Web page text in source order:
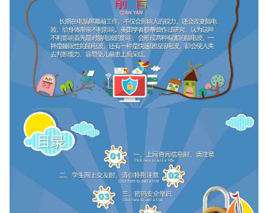
如果关注公众号就更好了
确认下载 取消